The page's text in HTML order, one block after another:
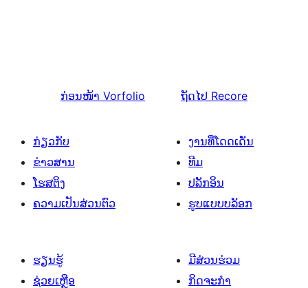
ກ່ອນໜ້າ Vorfolio ຖັດໄປ Recore
ກ່ຽວກັບ
ຂ່າວສານ
ໂຮສຕິງ
ຄວາມເປັນສ່ວນຕົວ
ງານທີ່ໂດດເດັ່ນ
ທີມ
ປລັກອິນ
ຮູບແບບບລັອກ
ຮຽນຮູ້
ຊ່ວຍເຫຼືອ
ມີສ່ວນຮ່ວມ
ກິດຈະກຳ